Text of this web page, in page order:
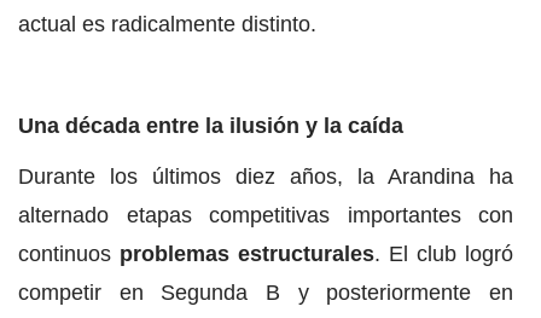
actual es radicalmente distinto.
Una década entre la ilusión y la caída
Durante los últimos diez años, la Arandina ha
alternado etapas competitivas importantes con
continuos problemas estructurales. El club logró
competir en Segunda B y posteriormente en